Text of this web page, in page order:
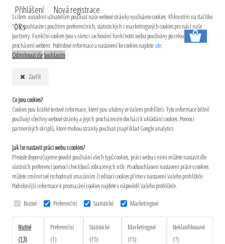
S cílem usnadnit uživatelům používat naše webové stránky využíváme cookies. Kliknutím na tlačítko
“OK” souhlasíte s použitím preferenčních, statistických i marketingových cookies pro nás i naše
partnery. Funkční cookies jsou v rámci zachování funkčnosti webu používány po celou dobu
procházení webem. Podrobné informace a nastavení ke cookies najdetezde.
Odmítnout všeSouhlasím
Zavřít
Co jsou cookies?
Cookies jsou krátké textové informace, které jsou uloženy ve Vašem prohlížeči. Tyto informace běžně
používají všechny webové stránky a jejich procházením dochází k ukládání cookies. Pomocí
partnerských skriptů, které mohou stránky používat (například Google analytics
Jak lze nastavit práci webu s cookies?
Přestože doporučujeme povolit používání všech typů cookies, práci webu s nimi můžete nastavit dle
vlastních preferencí pomocí checkboxů zobrazených níže. Po odsouhlasení nastavení práce s cookies
můžete změnit své rozhodnutí smazáním či editací cookies přímo v nastavení Vašeho prohlížeče.
Podrobnější informace k promazání cookies najdete v nápovědě Vašeho prohlížeče.
Nutné
Preferenční Statistické Marketingové
Nutné
(13)
Preferenční
(1)
Statistické
(15)
Marketingové
(15)
Neklasifikované
(7)
Přihlášení
Nová registrace
0 ks